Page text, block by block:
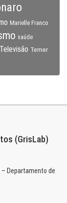
Marielle Franco
saúde
Televisão Temer
(GrisLab)
– Departamento de